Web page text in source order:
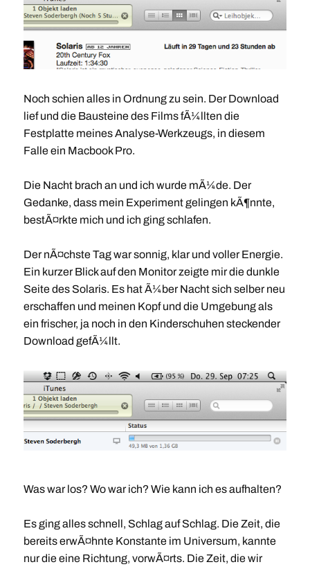
Noch schien alles in Ordnung zu sein. Der Download
lief und die Bausteine des Films fÃ¼llten die
Festplatte meines Analyse-Werkzeugs, in diesem
Falle ein Macbook Pro.
Die Nacht brach an und ich wurde mÃ¼de. Der
Gedanke, dass mein Experiment gelingen kÃ¶nnte,
bestÃ¤rkte mich und ich ging schlafen.
Der nÃ¤chste Tag war sonnig, klar und voller Energie.
Ein kurzer Blick auf den Monitor zeigte mir die dunkle
Seite des Solaris. Es hat Ã¼ber Nacht sich selber neu
erschaffen und meinen Kopf und die Umgebung als
ein frischer, ja noch in den Kinderschuhen steckender
Download gefÃ¼llt.
Was war los? Wo war ich? Wie kann ich es aufhalten?
Es ging alles schnell, Schlag auf Schlag. Die Zeit, die
bereits erwÃ¤hnte Konstante im Universum, kannte
nur die eine Richtung, vorwÃ¤rts. Die Zeit, die wir